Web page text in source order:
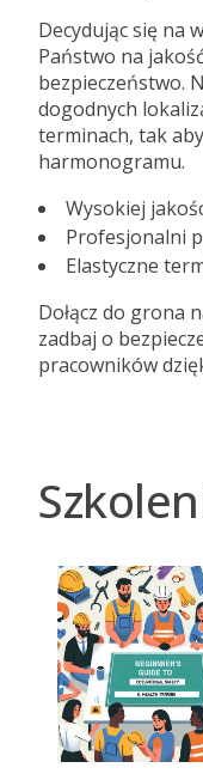
Decydując się na
Państwo na
bezpieczeństwo.
dogodnych
terminach, tak
harmonogramu.
Wysokiej
Profesjonalni
Elastyczne
Dołącz do grona
zadbaj o
pracowników